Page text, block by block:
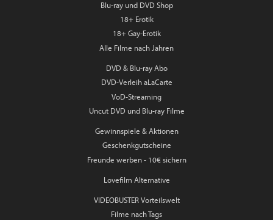
Blu-ray und DVD Shop
18+ Erotik
18+ Gay-Erotik
Alle Filme nach Jahren
DVD & Blu-ray Abo
DVD-Verleih aLaCarte
VoD-Streaming
Uncut DVD und Blu-ray Filme
Gewinnspiele & Aktionen
Geschenkgutscheine
Freunde werben - 10€ sichern
Lovefilm Alternative
VIDEOBUSTER Vorteilswelt
Filme nach Tags